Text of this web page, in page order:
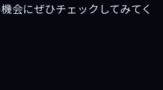
会にぜひチェックしてみてく